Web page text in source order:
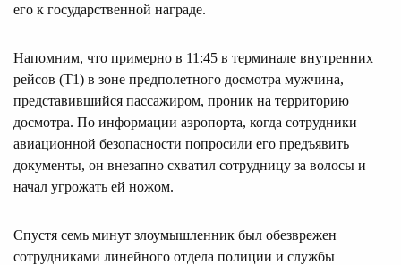
его к государственной награде.
Напомним, что примерно в 11:45 в терминале внутренних
рейсов (Т1) в зоне предполетного досмотра мужчина,
представившийся пассажиром, проник на территорию
досмотра. По информации аэропорта, когда сотрудники
авиационной безопасности попросили его предъявить
документы, он внезапно схватил сотрудницу за волосы и
начал угрожать ей ножом.
Спустя семь минут злоумышленник был обезврежен
сотрудниками линейного отдела полиции и службы